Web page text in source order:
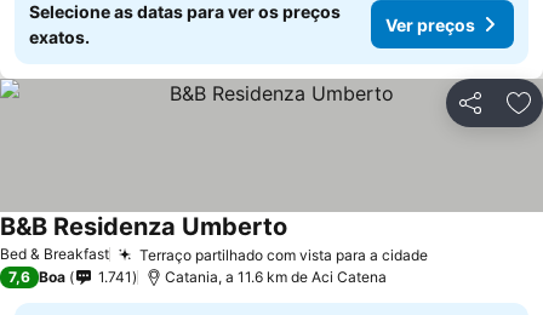
Selecione as datas para ver os preços
exatos.
Ver preços
Partilhar
Bed & Breakfast Terraço partilhado com vista para a cidade
B&B Residenza Umberto
7,6 Boa 1.741 Catania, a 11.6 km de Aci Catena